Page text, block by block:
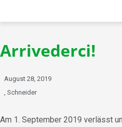
Arrivederci!
August 28, 2019
Schneider
Am 1. September 2019 verlässt